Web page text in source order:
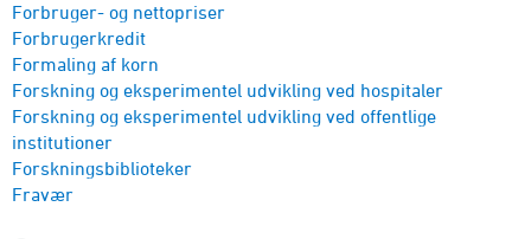
Forbruger- og nettopriser
Forbrugerkredit
Formaling af korn
Forskning og eksperimentel udvikling ved hospitaler
Forskning og eksperimentel udvikling ved offentlige
institutioner
Forsknings­biblioteker
Fravær